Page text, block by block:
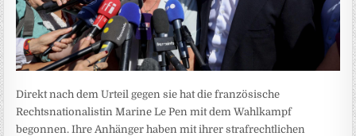
Direkt nach dem Urteil gegen sie hat die französische
Rechtsnationalistin Marine Le Pen mit dem Wahlkampf
begonnen. Ihre Anhänger haben mit ihrer strafrechtlichen